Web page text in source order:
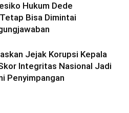
Hukum Dede
Bisa Dimintai
Jejak Korupsi Kepala
Integritas Nasional Jadi
Penyimpangan